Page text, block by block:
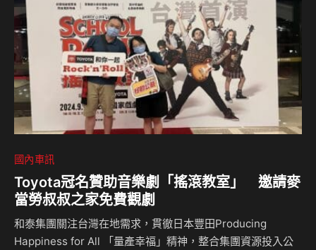
國內車訊
Toyota冠名贊助音樂劇「搖滾教室」 邀請麥
當勞叔叔之家免費觀劇
和泰集團關注台灣在地需求，貫徹日本豐田Producing
Happiness for All 「量產幸福」精神，整合集團資源投入公